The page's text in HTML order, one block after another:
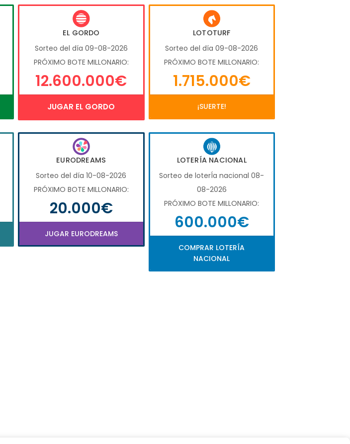
EL GORDO
Sorteo del día 09-08-2026
PRÓXIMO BOTE MILLONARIO:
12.600.000€
JUGAR EL GORDO
LOTOTURF
Sorteo del día 09-08-2026
PRÓXIMO BOTE MILLONARIO:
1.715.000€
¡SUERTE!
EURODREAMS
Sorteo del día 10-08-2026
PRÓXIMO BOTE MILLONARIO:
20.000€
JUGAR EURODREAMS
LOTERÍA NACIONAL
Sorteo de loterÍa nacional 08-
08-2026
PRÓXIMO BOTE MILLONARIO:
600.000€
COMPRAR LOTERÍA
NACIONAL